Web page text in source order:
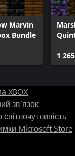
Marvin
Bundle
1
XBOX
зв’язок
Microsoft Store